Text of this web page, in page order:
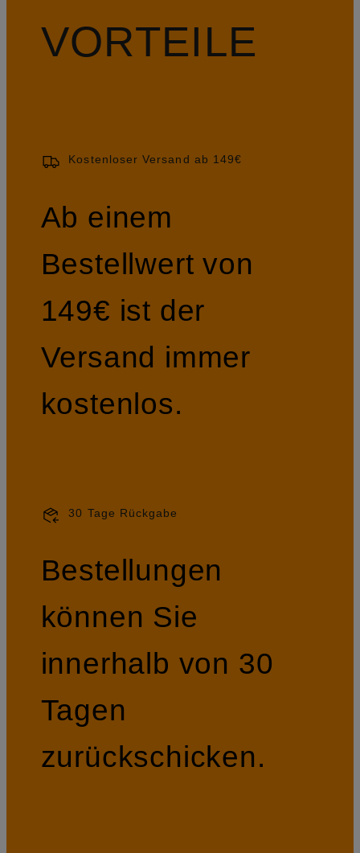
VORTEILE
Kostenloser Versand ab 149€
Ab einem
Bestellwert von
149€ ist der
Versand immer
kostenlos.
30 Tage Rückgabe
Bestellungen
können Sie
innerhalb von 30
Tagen
zurückschicken.